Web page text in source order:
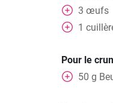
3 œufs
1
Pour le
50 g